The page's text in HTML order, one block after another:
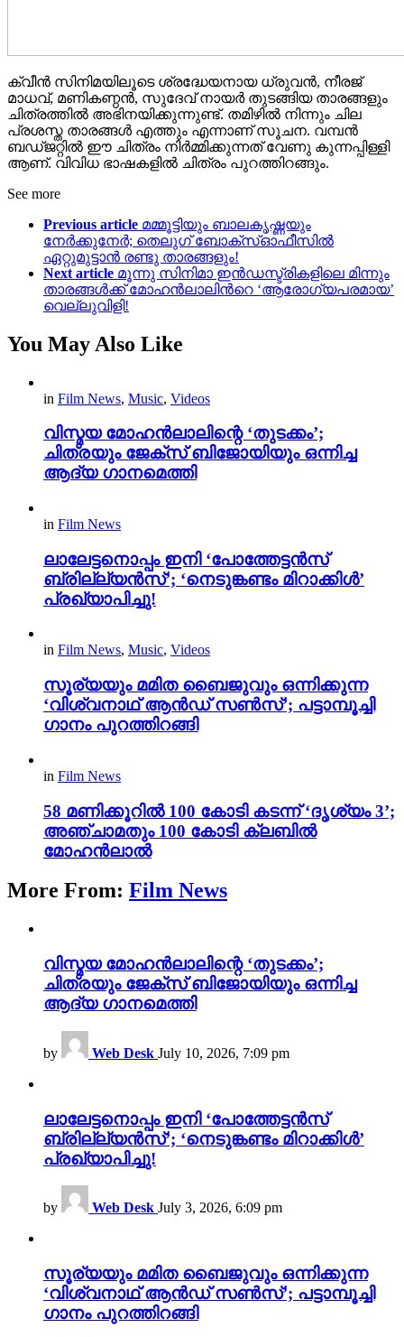
ക്വീൻ സിനിമയിലൂടെ ശ്രദ്ധേയനായ ധ്രുവൻ, നീരജ്
മാധവ്, മണികണ്ഠൻ, സുദേവ് നായർ തുടങ്ങിയ താരങ്ങളും
ചിത്രത്തിൽ അഭിനയിക്കുന്നുണ്ട്. തമിഴിൽ നിന്നും ചില
പ്രശസ്ത താരങ്ങൾ എത്തും എന്നാണ് സൂചന. വമ്പൻ
ബഡ്ജറ്റിൽ ഈ ചിത്രം നിർമ്മിക്കുന്നത് വേണു കുന്നപ്പിള്ളി
ആണ്. വിവിധ ഭാഷകളിൽ ചിത്രം പുറത്തിറങ്ങും.
See more
Previous article മമ്മൂട്ടിയും ബാലകൃഷ്ണയും
നേർക്കുനേർ; തെലുഗ് ബോക്സ്ഓഫീസിൽ
ഏറ്റുമുട്ടാൻ രണ്ടു താരങ്ങളും!
Next article മൂന്നു സിനിമാ ഇൻഡസ്ട്രികളിലെ മിന്നും
താരങ്ങൾക്ക് മോഹൻലാലിന്‍റെ ‘ആരോഗ്യപരമായ’
വെല്ലുവിളി!
You May Also Like
in Film News, Music, Videos
വിസ്മയ മോഹൻലാലിന്റെ ‘തുടക്കം’;
ചിത്രയും ജേക്സ് ബിജോയിയും ഒന്നിച്ച
ആദ്യ ഗാനമെത്തി
in Film News
ലാലേട്ടനൊപ്പം ഇനി ‘പോത്തേട്ടൻസ്
ബ്രില്ല്യൻസ്’; ‘നെടുങ്കണ്ടം മിറാക്കിൾ’
പ്രഖ്യാപിച്ചു!
in Film News, Music, Videos
സൂര്യയും മമിത ബൈജുവും ഒന്നിക്കുന്ന
‘വിശ്വനാഥ് ആൻഡ് സൺസ്’; പട്ടാമ്പൂച്ചി
ഗാനം പുറത്തിറങ്ങി
in Film News
58 മണിക്കൂറിൽ 100 കോടി കടന്ന് ‘ദൃശ്യം 3’;
അഞ്ചാമതും 100 കോടി ക്ലബിൽ
മോഹൻലാൽ
More From: Film News
വിസ്മയ മോഹൻലാലിന്റെ ‘തുടക്കം’;
ചിത്രയും ജേക്സ് ബിജോയിയും ഒന്നിച്ച
ആദ്യ ഗാനമെത്തി
by Web Desk July 10, 2026, 7:09 pm
ലാലേട്ടനൊപ്പം ഇനി ‘പോത്തേട്ടൻസ്
ബ്രില്ല്യൻസ്’; ‘നെടുങ്കണ്ടം മിറാക്കിൾ’
പ്രഖ്യാപിച്ചു!
by Web Desk July 3, 2026, 6:09 pm
സൂര്യയും മമിത ബൈജുവും ഒന്നിക്കുന്ന
‘വിശ്വനാഥ് ആൻഡ് സൺസ്’; പട്ടാമ്പൂച്ചി
ഗാനം പുറത്തിറങ്ങി